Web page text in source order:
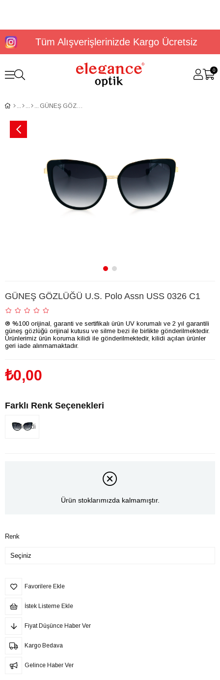
Tüm Alışverişlerinizde Kargo Ücretsiz
0
GÜNEŞ GÖZLÜĞÜ U.S. Polo Assn USS 0326 C1
GÜNEŞ GÖZLÜĞÜ U.S. Polo Assn USS 0326 C1
® %100 orijinal, garanti ve sertifikalı ürün UV korumalı ve 2 yıl garantili
güneş gözlüğü orijinal kutusu ve silme bezi ile birlikte gönderilmektedir.
Ürünlerimiz ürün koruma kilidi ile gönderilmektedir, kilidi açılan ürünler
geri iade alınmamaktadır.
₺0,00
Farklı Renk Seçenekleri
Tükendi
Ürün stoklarımızda kalmamıştır.
Renk
Favorilere Ekle
İstek Listeme Ekle
Fiyat Düşünce Haber Ver
Kargo Bedava
Gelince Haber Ver